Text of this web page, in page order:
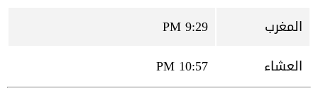
المغرب
9:29 PM
العشاء
10:57 PM